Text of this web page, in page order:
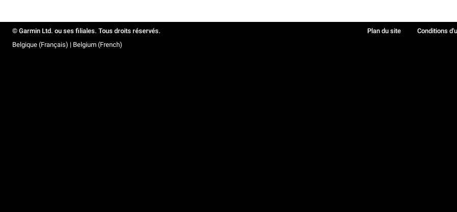
© Garmin Ltd. ou ses filiales. Tous droits réservés. Plan du site Conditions
Belgique (Français) | Belgium (French)